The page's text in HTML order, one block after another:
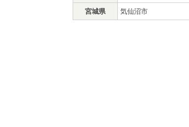
宮城県 気仙沼市